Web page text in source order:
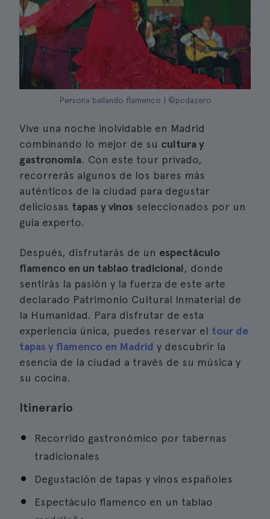
Persona bailando flamenco | ©pcdazero
Vive una noche inolvidable en Madrid
combinando lo mejor de su cultura y
gastronomía. Con este tour privado,
recorrerás algunos de los bares más
auténticos de la ciudad para degustar
deliciosas tapas y vinos seleccionados por un
guía experto.
Después, disfrutarás de un espectáculo
flamenco en un tablao tradicional, donde
sentirás la pasión y la fuerza de este arte
declarado Patrimonio Cultural Inmaterial de
la Humanidad. Para disfrutar de esta
experiencia única, puedes reservar el tour de
tapas y flamenco en Madrid y descubrir la
esencia de la ciudad a través de su música y
su cocina.
Itinerario
Recorrido gastronómico por tabernas
tradicionales
Degustación de tapas y vinos españoles
Espectáculo flamenco en un tablao